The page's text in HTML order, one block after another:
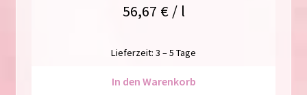
56,67 €/ l
Lieferzeit: 3 – 5 Tage
In den Warenkorb